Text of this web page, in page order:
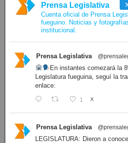
Prensa Legislativa
Cuenta oficial de Prensa
fueguino. Noticias y
institucional.
Prensa Legislativa
En instantes comezará la
Legislatura fueguina, seguí la
enlace:
1 X
Prensa Legislativa
LEGISLATURA: Dieron a